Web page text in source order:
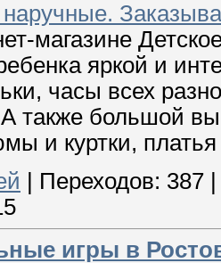
магазине
яркой и
часы всех
также большой
и куртки,
Переходов: 387
игры в